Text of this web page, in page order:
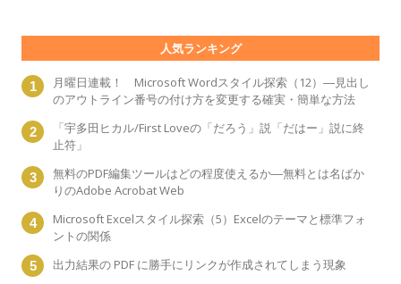
人気ランキング
月曜日連載！ Microsoft Wordスタイル探索（12）―見出し
のアウトライン番号の付け方を変更する確実・簡単な方法
「宇多田ヒカル/First Loveの「だろう」説「だはー」説に終
止符」
無料のPDF編集ツールはどの程度使えるか―無料とは名ばか
りのAdobe Acrobat Web
Microsoft Excelスタイル探索（5）Excelのテーマと標準フォ
ントの関係
出力結果の PDF に勝手にリンクが作成されてしまう現象